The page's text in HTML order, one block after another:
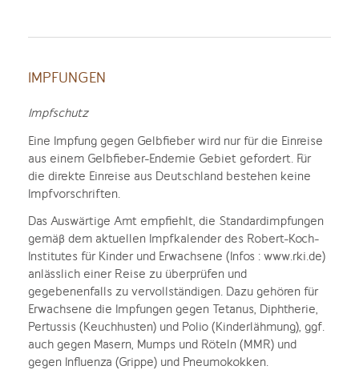
IMPFUNGEN
Impfschutz
Eine Impfung gegen Gelbfieber wird nur für die Einreise
aus einem Gelbfieber-Endemie Gebiet gefordert. Für
die direkte Einreise aus Deutschland bestehen keine
Impfvorschriften.
Das Auswärtige Amt empfiehlt, die Standardimpfungen
gemäß dem aktuellen Impfkalender des Robert-Koch-
Institutes für Kinder und Erwachsene (Infos : www.rki.de)
anlässlich einer Reise zu überprüfen und
gegebenenfalls zu vervollständigen. Dazu gehören für
Erwachsene die Impfungen gegen Tetanus, Diphtherie,
Pertussis (Keuchhusten) und Polio (Kinderlähmung), ggf.
auch gegen Masern, Mumps und Röteln (MMR) und
gegen Influenza (Grippe) und Pneumokokken.